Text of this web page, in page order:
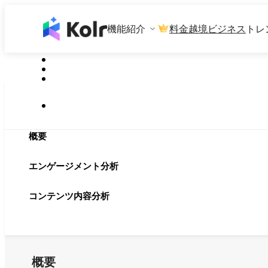
機能紹介 料金越境ビジネス ト
概要
エンゲージメント分析
コンテンツ内容分析
概要